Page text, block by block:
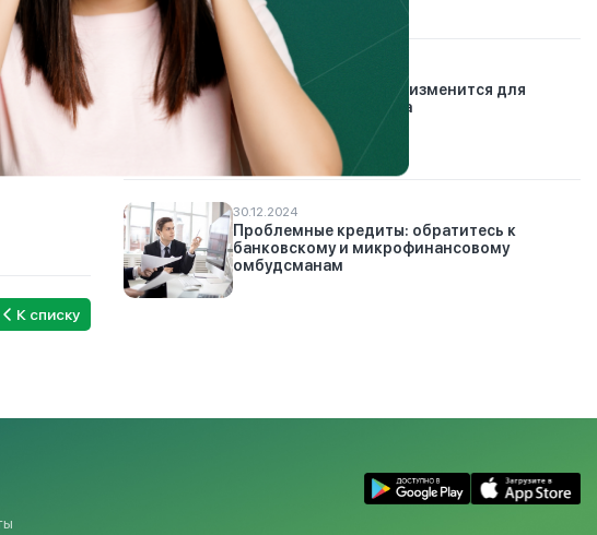
при
К списку
21.01.2026
Автострахование: что изменится для
водителей с 2026 года
30.12.2024
Проблемные кредиты: обратитесь к
банковскому и микрофинансовому
омбудсманам